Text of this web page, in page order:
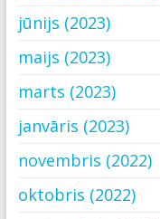
jūnijs (2023)
maijs (2023)
marts (2023)
janvāris (2023)
novembris (2022)
oktobris (2022)